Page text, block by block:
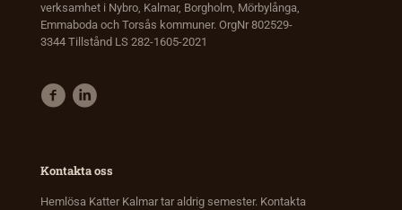
verksamhet i Nybro, Kalmar, Borgholm, Mörbylånga,
Emmaboda och Torsås kommuner. OrgNr 802529-
3344 Tillstånd LS 282-1605-2021
Kontakta oss
Hemlösa Katter Kalmar tar aldrig semester. Kontakta